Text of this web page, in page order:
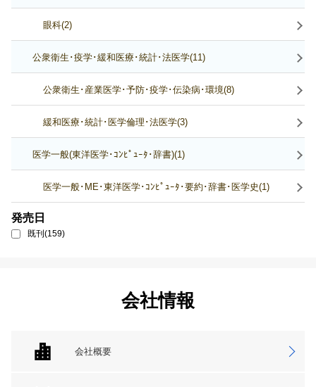
眼科(2)
公衆衛生･疫学･緩和医療･統計･法医学(11)
公衆衛生･産業医学･予防･疫学･伝染病･環境(8)
緩和医療･統計･医学倫理･法医学(3)
医学一般(東洋医学･ｺﾝﾋﾟｭｰﾀ･辞書)(1)
医学一般･ME･東洋医学･ｺﾝﾋﾟｭｰﾀ･要約･辞書･医学史(1)
発売日
既刊(159)
会社情報
会社概要